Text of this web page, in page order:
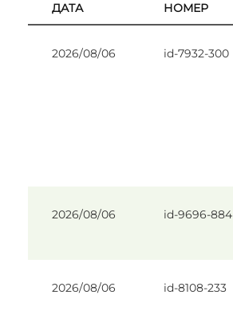
ДАТА НОМЕР
2026/08/06 id-7932-300
2026/08/06 id-9696-884
2026/08/06 id-8108-233